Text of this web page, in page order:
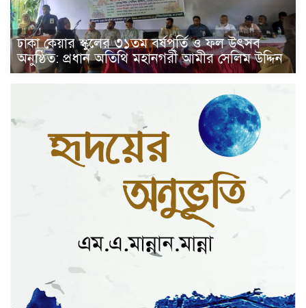
ঢাকা কেয়ার স্কুলের ৩১তম বর্ষপূর্তি ও ফল উৎসব
অনুষ্ঠিত: প্রধান অতিথি মহানগরী আমীর সেলিম উদ্দিন